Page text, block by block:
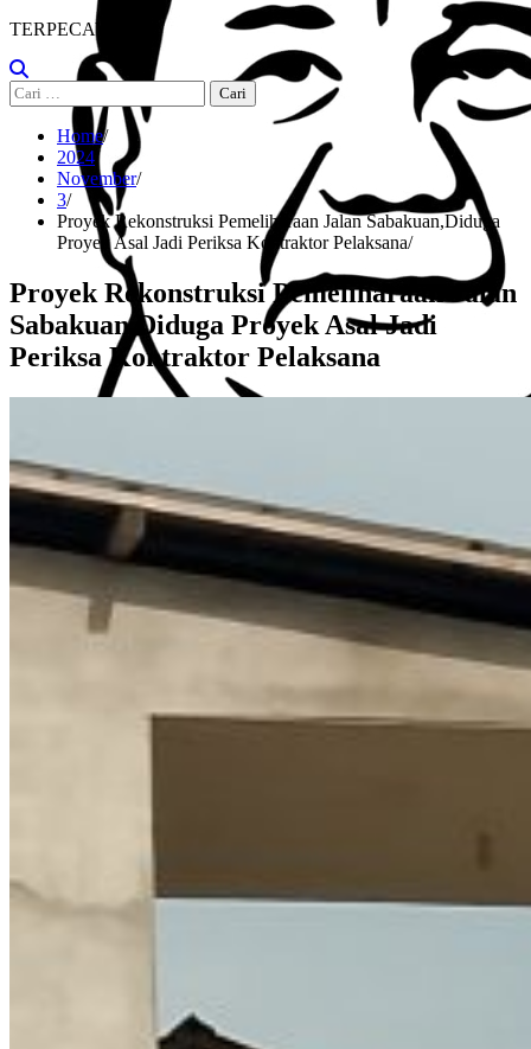
TERPECAYA
Cari
untuk:
Home
2024
November
3
Proyek Rekonstruksi Pemeliharaan Jalan Sabakuan,Diduga
Proyek Asal Jadi Periksa Kontraktor Pelaksana
Proyek Rekonstruksi Pemeliharaan Jalan
Sabakuan,Diduga Proyek Asal Jadi
Periksa Kontraktor Pelaksana